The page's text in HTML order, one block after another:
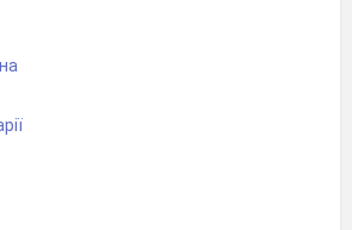
ясную,
математика -
тримаючи футбольний м